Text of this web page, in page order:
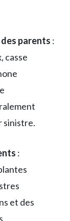
parents :
casse
sinistre.
:
et des